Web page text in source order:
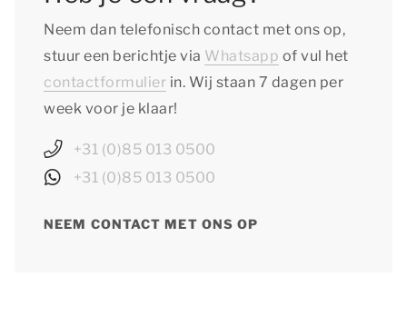
Neem dan telefonisch contact met ons op,
stuur een berichtje via Whatsapp of vul het
contactformulier in. Wij staan 7 dagen per
week voor je klaar!
+31 (0)85 013 0500
+31 (0)85 013 0500
NEEM CONTACT MET ONS OP